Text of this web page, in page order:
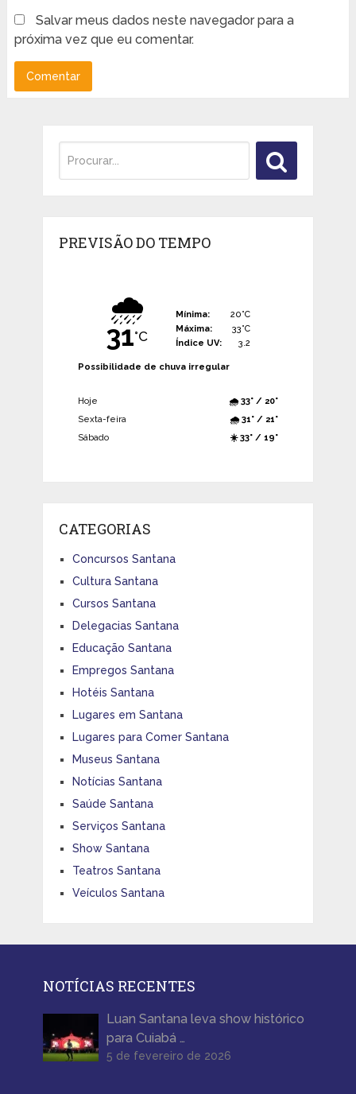
Salvar meus dados neste navegador para a
próxima vez que eu comentar.
PREVISÃO DO TEMPO
🌧️
31°C
Mínima:
20°C
Máxima:
33°C
Índice UV:
3.2
Possibilidade de chuva irregular
Hoje
🌧️ 33° / 20°
Sexta-feira
🌧️ 31° / 21°
Sábado
☀️ 33° / 19°
CATEGORIAS
Concursos Santana
Cultura Santana
Cursos Santana
Delegacias Santana
Educação Santana
Empregos Santana
Hotéis Santana
Lugares em Santana
Lugares para Comer Santana
Museus Santana
Notícias Santana
Saúde Santana
Serviços Santana
Show Santana
Teatros Santana
Veículos Santana
NOTÍCIAS RECENTES
Luan Santana leva show histórico
para Cuiabá …
5 de fevereiro de 2026